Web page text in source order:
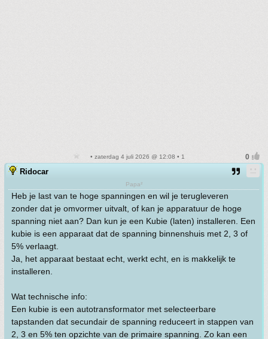
• zaterdag 4 juli 2026 @ 12:08 • 1
Ridocar
Papa²
Heb je last van te hoge spanningen en wil je terugleveren
zonder dat je omvormer uitvalt, of kan je apparatuur de hoge
spanning niet aan? Dan kun je een Kubie (laten) installeren. Een
kubie is een apparaat dat de spanning binnenshuis met 2, 3 of
5% verlaagt.
Ja, het apparaat bestaat echt, werkt echt, en is makkelijk te
installeren.
Wat technische info:
Een kubie is een autotransformator met selecteerbare
tapstanden dat secundair de spanning reduceert in stappen van
2, 3 en 5% ten opzichte van de primaire spanning. Zo kan een